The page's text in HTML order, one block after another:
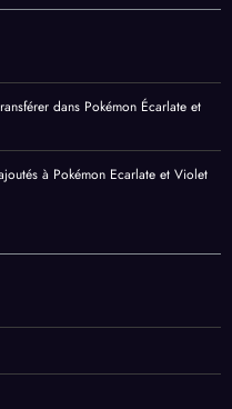
dans Pokémon Écarlate et
à Pokémon Ecarlate et Violet